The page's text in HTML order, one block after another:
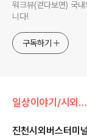
워크뷰(걷다보면) 국
니다!
구독하기
일상이야기/시외버스시간표
진천시외버스터미